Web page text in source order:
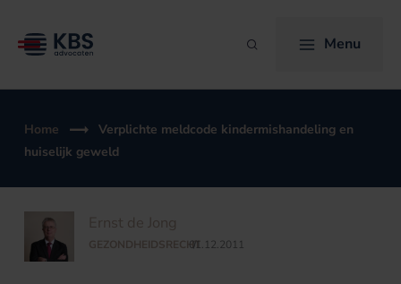
naar
Zoeken Menu
Home
Verplichte meldcode kindermishandeling en
huiselijk geweld
Ernst de Jong
GEZONDHEIDSRECHT
/
01.12.2011